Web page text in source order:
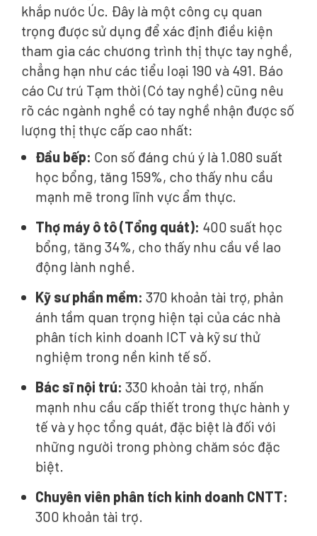
khắp nước Úc. Đây là một công cụ quan
trọng được sử dụng để xác định điều kiện
tham gia các chương trình thị thực tay nghề,
chẳng hạn như các tiểu loại 190 và 491. Báo
cáo Cư trú Tạm thời (Có tay nghề) cũng nêu
rõ các ngành nghề có tay nghề nhận được số
lượng thị thực cấp cao nhất:
Đầu bếp: Con số đáng chú ý là 1.080 suất
học bổng, tăng 159%, cho thấy nhu cầu
mạnh mẽ trong lĩnh vực ẩm thực.
Thợ máy ô tô (Tổng quát): 400 suất học
bổng, tăng 34%, cho thấy nhu cầu về lao
động lành nghề.
Kỹ sư phần mềm: 370 khoản tài trợ, phản
ánh tầm quan trọng hiện tại của các nhà
phân tích kinh doanh ICT và kỹ sư thử
nghiệm trong nền kinh tế số.
Bác sĩ nội trú: 330 khoản tài trợ, nhấn
mạnh nhu cầu cấp thiết trong thực hành y
tế và y học tổng quát, đặc biệt là đối với
những người trong phòng chăm sóc đặc
biệt.
Chuyên viên phân tích kinh doanh CNTT:
300 khoản tài trợ.